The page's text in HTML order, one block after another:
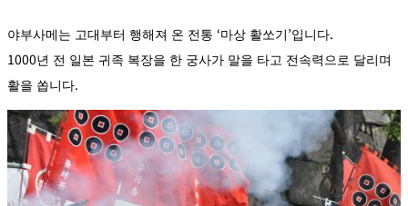
야부사메는 고대부터 행해져 온 전통 ‘마상 활쏘기’입니다.
1000년 전 일본 귀족 복장을 한 궁사가 말을 타고 전속력으로 달리며
활을 쏩니다.